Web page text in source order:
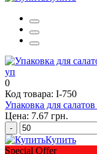
0
Код товара: I-750
Упаковка для
Цена: 7.67 грн.
-
Купить
Special Offer